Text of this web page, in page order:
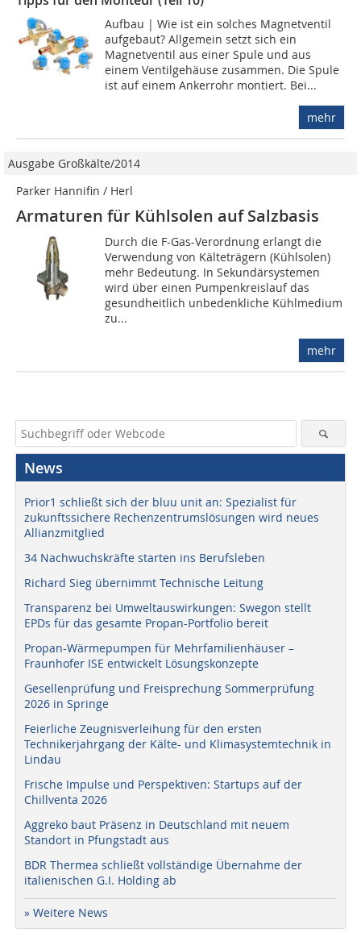
Aufbau | Wie ist ein solches Magnetventil
aufgebaut? Allgemein setzt sich ein
Magnetventil aus einer Spule und aus
einem Ventilgehäuse zusammen. Die Spule
ist auf einem Ankerrohr montiert. Bei...
mehr
Ausgabe Großkälte/2014
Parker Hannifin / Herl
Armaturen für Kühlsolen auf Salzbasis
Durch die F-Gas-Verordnung erlangt die
Verwendung von Kälteträgern (Kühlsolen)
mehr Bedeutung. In Sekundärsystemen
wird über einen Pumpenkreislauf das
gesundheitlich unbedenkliche Kühlmedium
zu...
mehr
News
Prior1 schließt sich der bluu unit an: Spezialist für
zukunftssichere Rechenzentrumslösungen wird neues
Allianzmitglied
34 Nachwuchskräfte starten ins Berufsleben
Richard Sieg übernimmt Technische Leitung
Transparenz bei Umweltauswirkungen: Swegon stellt
EPDs für das gesamte Propan-Portfolio bereit
Propan-Wärmepumpen für Mehrfamilienhäuser –
Fraunhofer ISE entwickelt Lösungskonzepte
Gesellenprüfung und Freisprechung Sommerprüfung
2026 in Springe
Feierliche Zeugnisverleihung für den ersten
Technikerjahrgang der Kälte- und Klimasystemtechnik in
Lindau
Frische Impulse und Perspektiven: Startups auf der
Chillventa 2026
Aggreko baut Präsenz in Deutschland mit neuem
Standort in Pfungstadt aus
BDR Thermea schließt vollständige Übernahme der
italienischen G.I. Holding ab
» Weitere News